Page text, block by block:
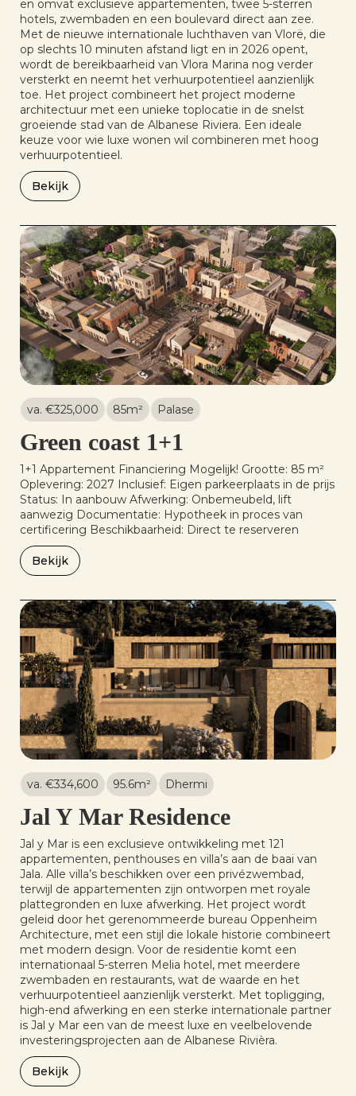
en omvat exclusieve appartementen, twee 5-sterren
hotels, zwembaden en een boulevard direct aan zee.
Met de nieuwe internationale luchthaven van Vlorë, die
op slechts 10 minuten afstand ligt en in 2026 opent,
wordt de bereikbaarheid van Vlora Marina nog verder
versterkt en neemt het verhuurpotentieel aanzienlijk
toe. Het project combineert het project moderne
architectuur met een unieke toplocatie in de snelst
groeiende stad van de Albanese Riviera. Een ideale
keuze voor wie luxe wonen wil combineren met hoog
verhuurpotentieel.
Bekijk
va. €325,000 85m² Palase
Green coast 1+1
1+1 Appartement Financiering Mogelijk! Grootte: 85 m²
Oplevering: 2027 Inclusief: Eigen parkeerplaats in de prijs
Status: In aanbouw Afwerking: Onbemeubeld, lift
aanwezig Documentatie: Hypotheek in proces van
certificering Beschikbaarheid: Direct te reserveren
Bekijk
va. €334,600 95.6m² Dhermi
Jal Y Mar Residence
Jal y Mar is een exclusieve ontwikkeling met 121
appartementen, penthouses en villa’s aan de baai van
Jala. Alle villa’s beschikken over een privézwembad,
terwijl de appartementen zijn ontworpen met royale
plattegronden en luxe afwerking. Het project wordt
geleid door het gerenommeerde bureau Oppenheim
Architecture, met een stijl die lokale historie combineert
met modern design. Voor de residentie komt een
internationaal 5-sterren Melia hotel, met meerdere
zwembaden en restaurants, wat de waarde en het
verhuurpotentieel aanzienlijk versterkt. Met topligging,
high-end afwerking en een sterke internationale partner
is Jal y Mar een van de meest luxe en veelbelovende
investeringsprojecten aan de Albanese Rivièra.
Bekijk